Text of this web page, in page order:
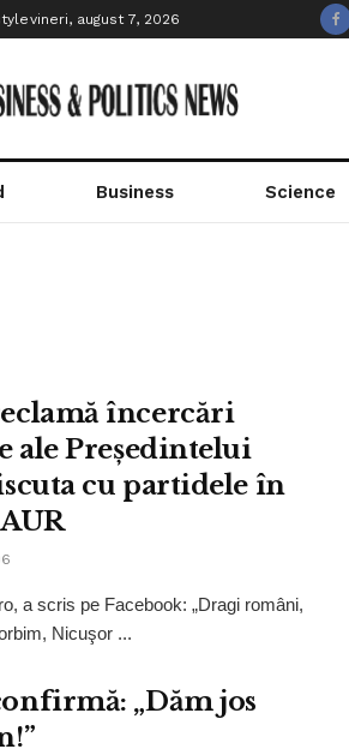
vineri, august 7, 2026
Business Science
încercări
ale Președintelui
cu partidele în
a scris pe Facebook: „Dragi români,
Nicuşor ...
„Dăm jos